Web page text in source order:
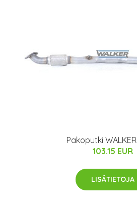
Pakoputki
103.15 EUR
LISÄTIETOJA